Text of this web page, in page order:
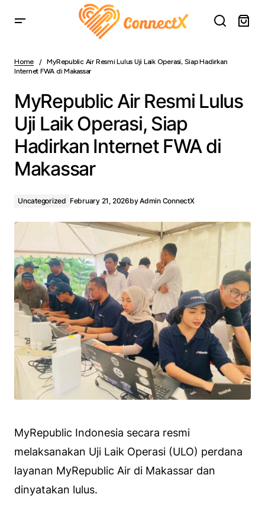
Hadirkan Internet FWA di Makassar
Home
MyRepublic Air Resmi Lulus Uji Laik Operasi, Siap Hadirkan
Internet FWA di Makassar
MyRepublic Air Resmi Lulus
Uji Laik Operasi, Siap
Hadirkan Internet FWA di
Makassar
Uncategorized February 21, 2026byAdmin ConnectX
MyRepublic Indonesia secara resmi
melaksanakan Uji Laik Operasi (ULO) perdana
layanan MyRepublic Air di Makassar dan
dinyatakan lulus.